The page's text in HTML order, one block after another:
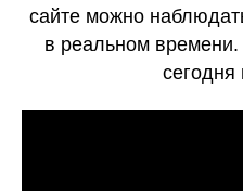
сайте можно
в реальном
сегодня